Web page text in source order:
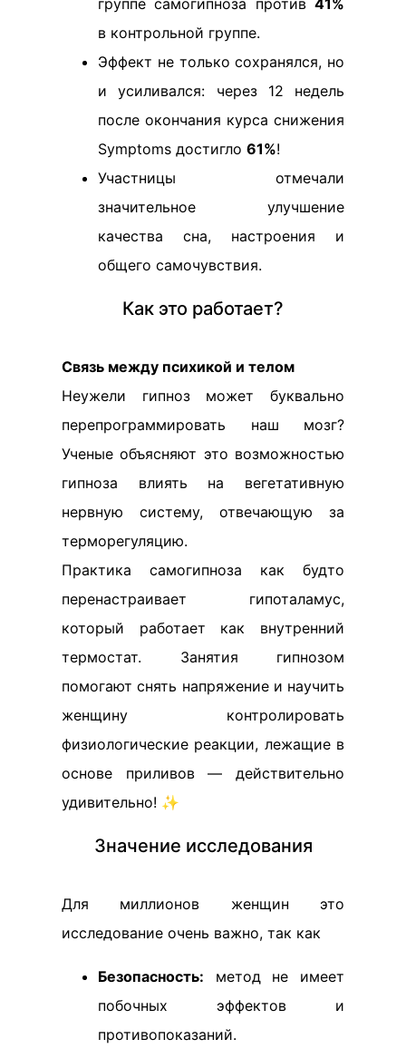
в контрольной группе.
Эффект не только сохранялся, но
и усиливался: через 12 недель
после окончания курса снижения
Symptoms достигло 61%!
Участницы отмечали
значительное улучшение
качества сна, настроения и
общего самочувствия.
Как это работает?
Связь между психикой и телом
Неужели гипноз может буквально
перепрограммировать наш мозг?
Ученые объясняют это возможностью
гипноза влиять на вегетативную
нервную систему, отвечающую за
терморегуляцию.
Практика самогипноза как будто
перенастраивает гипоталамус,
который работает как внутренний
термостат. Занятия гипнозом
помогают снять напряжение и научить
женщину контролировать
физиологические реакции, лежащие в
основе приливов — действительно
удивительно! ✨
Значение исследования
Для миллионов женщин это
исследование очень важно, так как
Безопасность: метод не имеет
побочных эффектов и
противопоказаний.